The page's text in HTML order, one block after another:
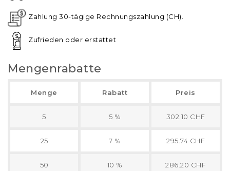
Zahlung 30-tägige Rechnungszahlung (CH).
Zufrieden oder erstattet
Mengenrabatte
Menge Rabatt Preis
5 5 % 302.10 CHF
25 7 % 295.74 CHF
50 10 % 286.20 CHF